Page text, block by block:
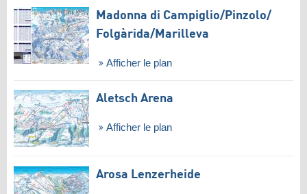
Madonna di Campiglio/​Pinzolo/​
Folgàrida/​Marilleva
Afficher le plan
Aletsch Arena
Afficher le plan
Arosa Lenzerheide